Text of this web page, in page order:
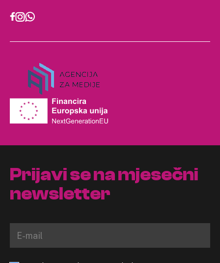
Prijavi se na mjesečni
newsletter